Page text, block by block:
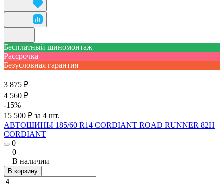
Бесплатный шиномонтаж
Рассрочка
Безусловная гарантия
3 875 ₽
4 560 ₽
-15%
15 500 ₽ за 4 шт.
АВТОШИНЫ 185/60 R14 CORDIANT ROAD RUNNER 82H
CORDIANT
0
0
В наличии
В корзину